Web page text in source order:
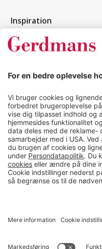
Inspiration
Kundereferencer
Tips & guides
Kontakt
salg@gerdmans.dk
49 18 07 07
Salgsafdeling
08.00-16.00
© 2026 Gerdmans Kontor- &